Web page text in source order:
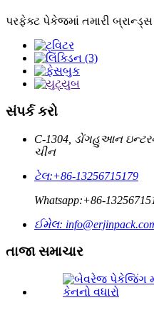
પરફેક્ટ પેકેજમાં તમારી
સંપર્ક કરો
C-1304, ડોંગહુઆન
ચીન
ટેલ:+86-13256715179
Whatsapp:+86-
ઈમેલ:
તાજા સમાચાર